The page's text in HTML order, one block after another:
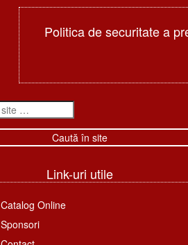
Politica de securitate a
Link-uri utile
Catalog Online
Sponsori